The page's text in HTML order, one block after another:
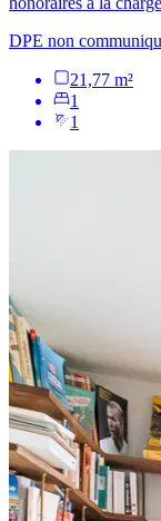
DPE non
21,77 m²
1
1